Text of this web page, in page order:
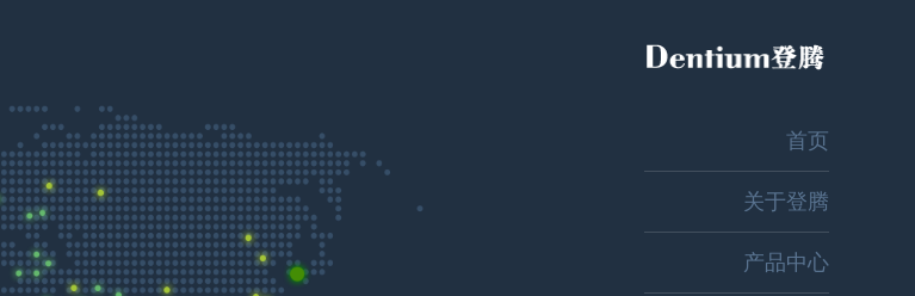
首页
关于登腾
产品中心